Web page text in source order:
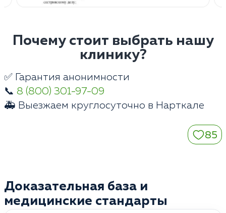
Почему стоит выбрать нашу
клинику?
✅ Гарантия анонимности
📞 8 (800) 301-97-09
🚑 Выезжаем круглосуточно в Нарткале
85
Доказательная база и
медицинские стандарты